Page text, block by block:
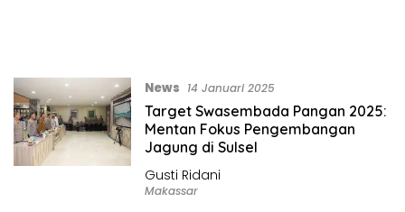
News 14 Januari 2025
Target Swasembada Pangan 2025:
Mentan Fokus Pengembangan
Jagung di Sulsel
Gusti Ridani
Makassar